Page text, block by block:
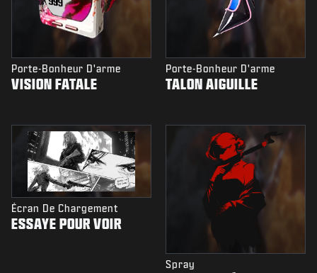
Porte-Bonheur D'arme
VISION FATALE
Porte-Bonheur D'arme
TALON AIGUILLE
Écran De Chargement
ESSAYE POUR VOIR
Spray